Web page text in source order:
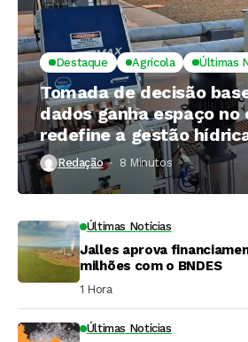
Destaque Agrícola Últimas
Tomada de decisão
dados ganha espaço no
redefine a gestão
propriedades rurais
Redação 8 Minutos ⁮
Últimas Notícias
Jalles aprova
milhões com o BNDES
1 Hora ⁮
Últimas Notícias